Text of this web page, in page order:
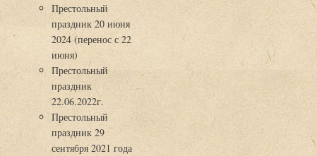
Престольный
праздник 20 июня
2024 (перенос с 22
июня)
Престольный
праздник
22.06.2022г.
Престольный
праздник 29
сентября 2021 года